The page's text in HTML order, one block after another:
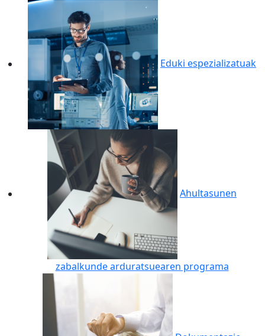
Eduki espezializatuak
Ahultasunen
zabalkunde arduratsuearen programa